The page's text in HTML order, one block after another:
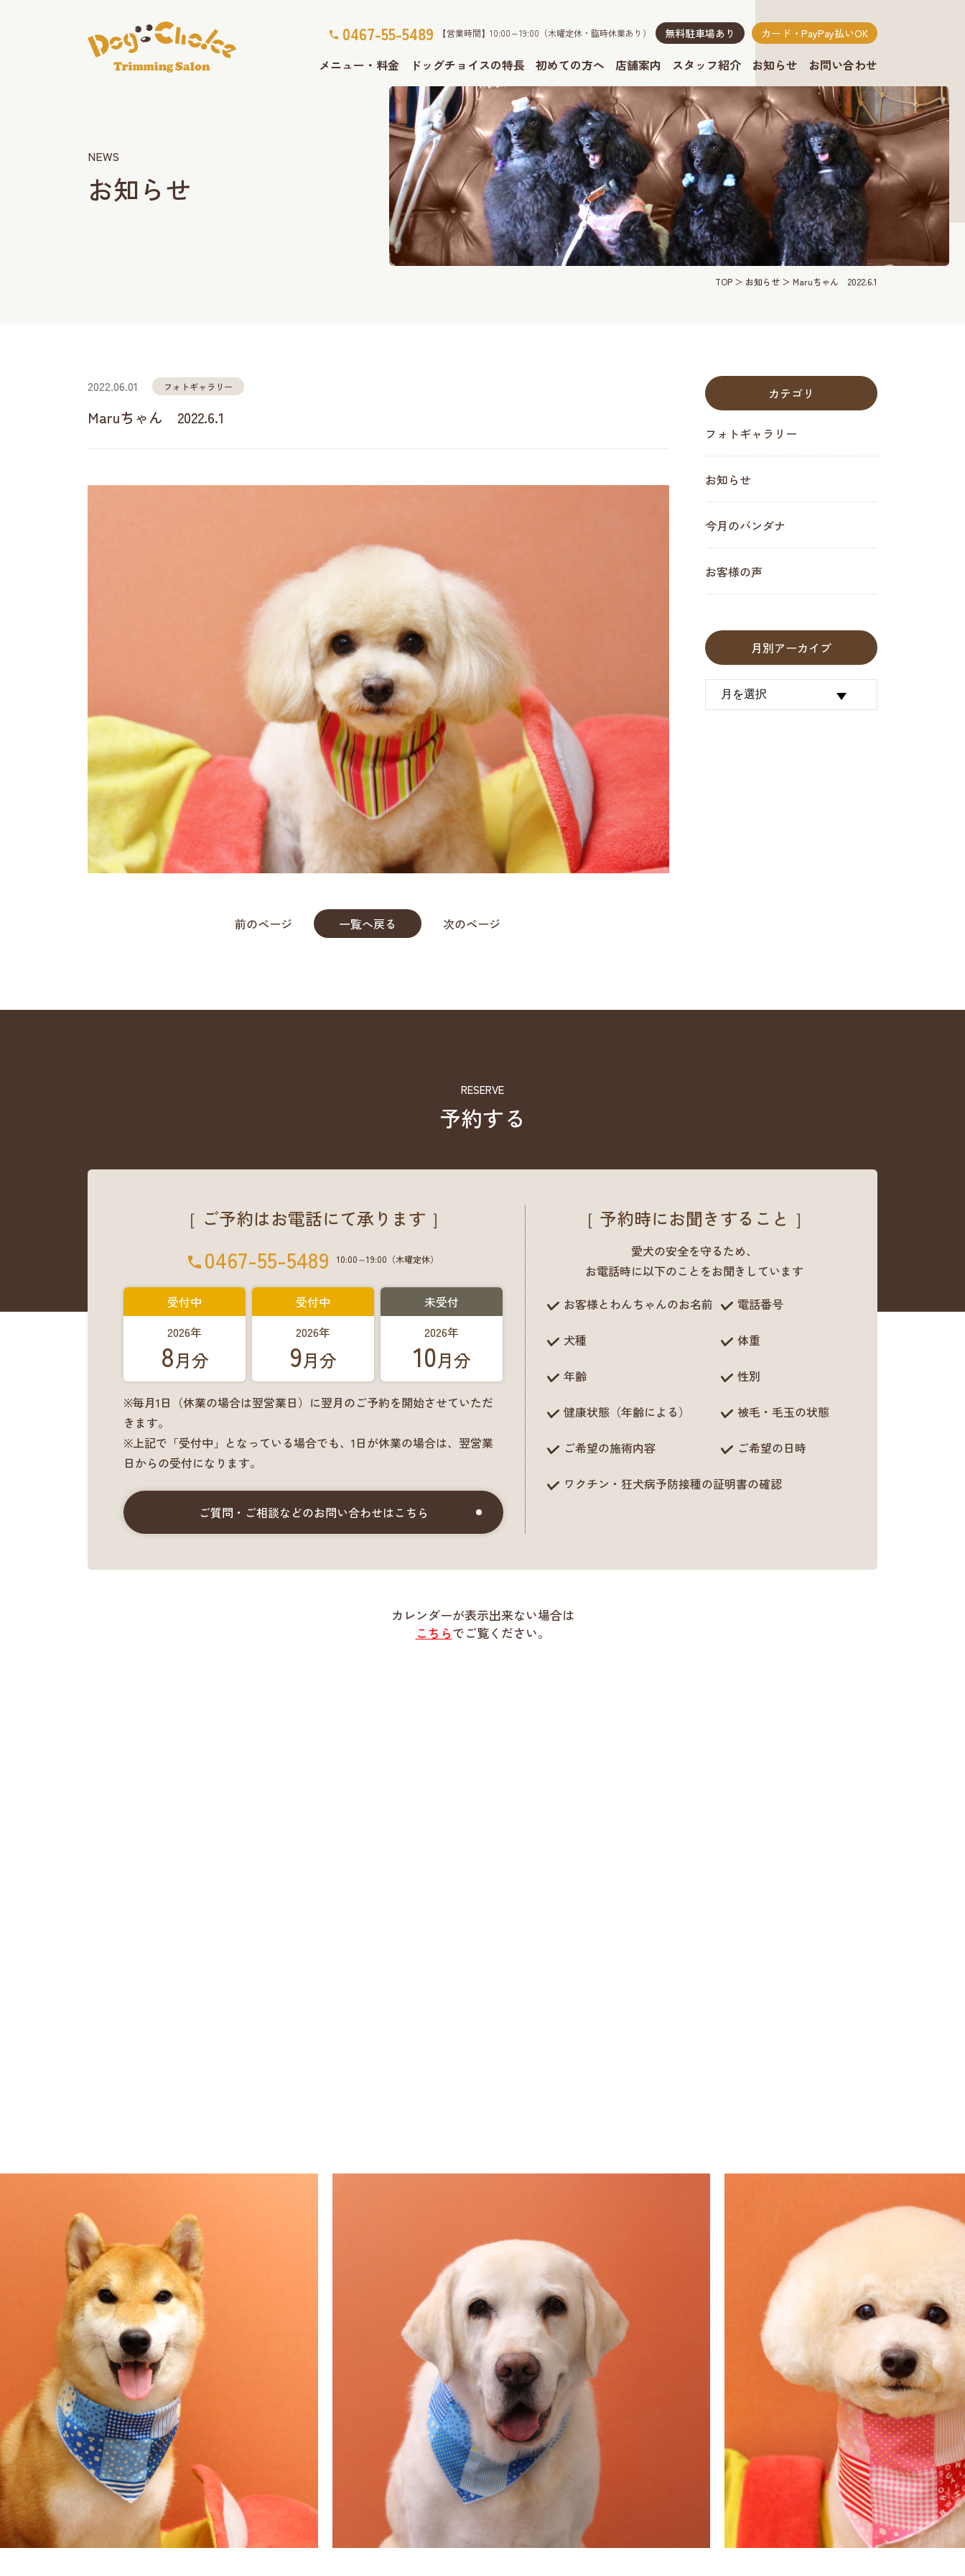
0467-55-5489 【営業時間】10:00～19:00（木曜定休・臨時休業あり） 無料駐車場あり カード・PayPay払いOK
メニュー・料金 ドッグチョイスの特長 初めての方へ 店舗案内 スタッフ紹介 お知らせ お問い合わせ
TOP お知らせ Maruちゃん 2022.6.1
NEWS
お知らせ
2022.06.01 フォトギャラリー
Maruちゃん 2022.6.1
前のページ 一覧へ戻る 次のページ
カテゴリ
フォトギャラリー
お知らせ
今月のバンダナ
お客様の声
月別アーカイブ
RESERVE
予約する
［ ご予約はお電話にて承ります ］
0467-55-5489 10:00～19:00（木曜定休）
受付中
2026年
8月分
受付中
2026年
9月分
未受付
2026年
10月分
※毎月1日（休業の場合は翌営業日）に翌月のご予約を開始させていただ
きます。
※上記で「受付中」となっている場合でも、1日が休業の場合は、翌営業
日からの受付になります。
ご質問・ご相談などのお問い合わせはこちら
［ 予約時にお聞きすること ］
愛犬の安全を守るため、
お電話時に以下のことをお聞きしています
お客様とわんちゃんのお名前
電話番号
犬種 体重
年齢 性別
健康状態（年齢による） 被毛・毛玉の状態
ご希望の施術内容 ご希望の日時
ワクチン・狂犬病予防接種の証明書の確認
カレンダーが表示出来ない場合は
こちらでご覧ください。